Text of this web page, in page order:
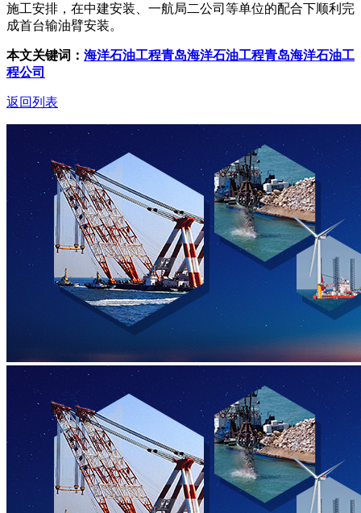
施工安排，在中建安装、一航局二公司等单位的配合下顺利完
成首台输油臂安装。
本文关键词： 海洋石油工程青岛海洋石油工程青岛海洋石油工
程公司
返回列表